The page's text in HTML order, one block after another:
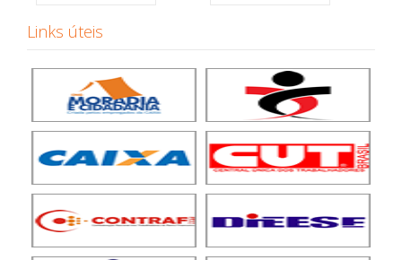
Links úteis